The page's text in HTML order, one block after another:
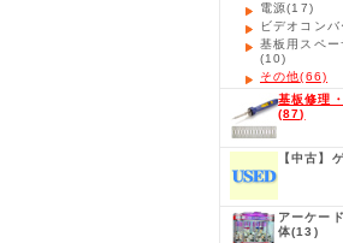
電源(17)
ビデオコン
基板用スペー
(10)
その他(66)
基板修理
(87)
【中古】
アーケー
体(13)